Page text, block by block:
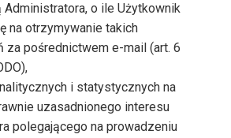
Administratora, o ile Użytkownik
na otrzymywanie takich
za pośrednictwem e-mail (art. 6
i statystycznych na
uzasadnionego interesu
polegającego na prowadzeniu